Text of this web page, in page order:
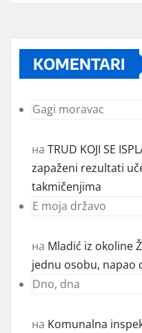
KOMENTARI
Gagi moravac
на TRUD KOJI SE
zapaženi rezultati
takmičenjima
E moja državo
на Mladić iz okoline
jednu osobu, napao
Dno, dna
на Komunalna